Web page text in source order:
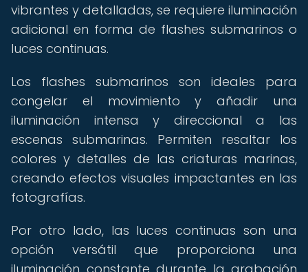
vibrantes y detalladas, se requiere iluminación
adicional en forma de flashes submarinos o
luces continuas.
Los flashes submarinos son ideales para
congelar el movimiento y añadir una
iluminación intensa y direccional a las
escenas submarinas. Permiten resaltar los
colores y detalles de las criaturas marinas,
creando efectos visuales impactantes en las
fotografías.
Por otro lado, las luces continuas son una
opción versátil que proporciona una